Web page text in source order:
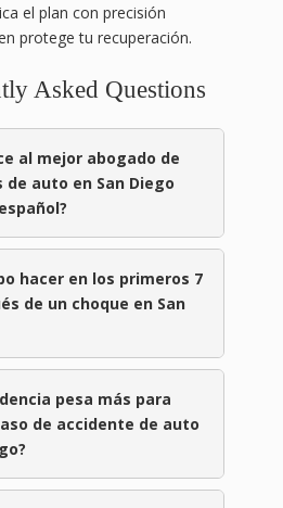
el plan con precisión
protege tu recuperación.
Asked Questions
al mejor abogado de
de auto en San Diego
hacer en los primeros 7
de un choque en San
pesa más para
de accidente de auto